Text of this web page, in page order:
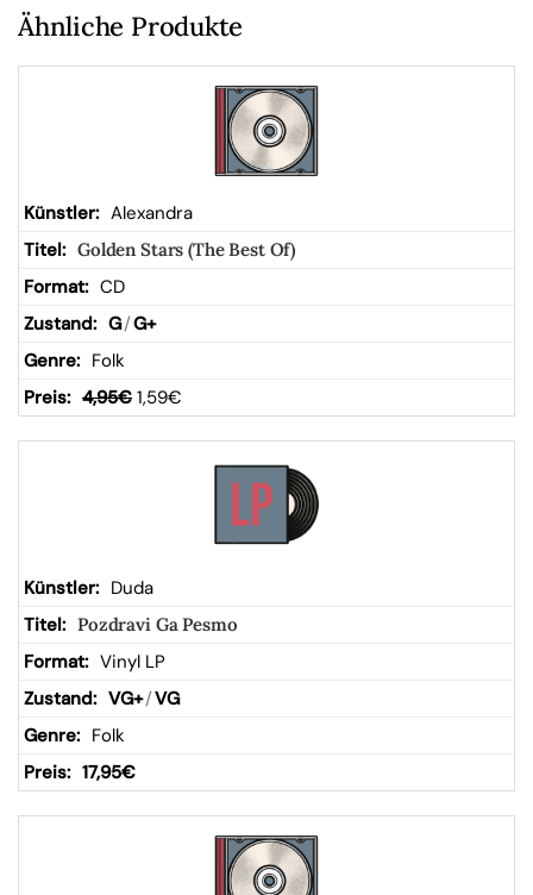
W
kor
b
Ähnliche Produkte
Alexandra
Golden Stars (The Best Of)
CD
G/G+
Folk
4,95€ 1,59€
Duda
Pozdravi Ga Pesmo
Vinyl LP
VG+/VG
Folk
17,95€